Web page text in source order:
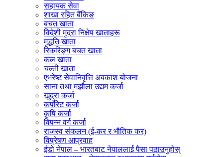
सहायक सेवा
शाखा रहित बैंकिङ
बचत खाता
विदेशी मुद्रा निक्षेप खाताहरू
मुद्धति खाता
रिकरिङ्ग बचत खाता
कल खाता
चल्ती खाता
एभरेष्ट सेवानिवृत्ति अबकाश योजना
साना तथा मझौला उद्यम कर्जा
खुद्रा कर्जा
कर्पोरेट कर्जा
कृषि कर्जा
विपन्न वर्ग कर्जा
राजस्व संकलन (ई-कर र भौतिक कर)
विप्रेषण आप्रवाह
इंडो नेपाल – भारतबाट नेपाललाई पैसा पठाउनुहोस्